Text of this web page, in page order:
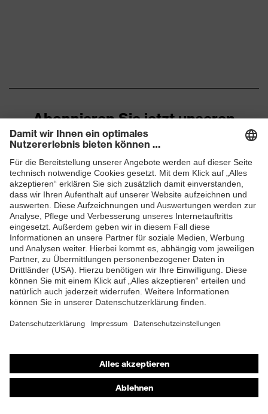
Abonnieren Sie jetzt unseren
Newsletter
ZUM NEWSLETTER ANMELDEN
Online-Shop für B2B-Kunden
Online-Shop für Personaldienstleister